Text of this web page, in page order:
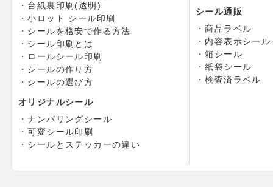
台紙裏印刷(透明)
小ロット シール印刷
シールを格安で作る方法
シール印刷とは
ロールシール印刷
シールの作り方
シールの選び方
オリジナルシール
ナンバリングシール
可変シール印刷
シールとステッカーの違い
シール通販
商品ラベル
内容表示シール
箱シール
紙袋シール
検査済ラベル